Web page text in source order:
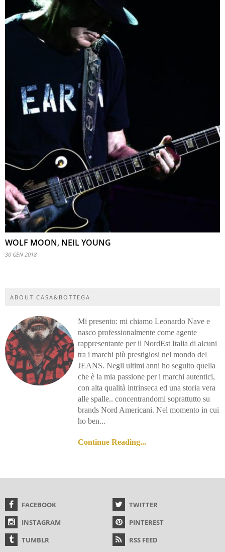
WOLF MOON, NEIL YOUNG
30 GEN 2018
ABOUT CASA&BOTTEGA
Mi presento: mi chiamo Leonardo Nave e
nasco professionalmente come agente
rappresentante per il NordEst Italia di alcuni
tra i marchi più prestigiosi nel mondo del
JEANS. Negli ultimi anni ho seguito quella
che è la mia passione per i marchi autentici,
con alta qualità intrinseca ed una storia vera
alle spalle.. concentrandomi soprattutto su
brands Nord Americani. Nel momento in cui
ho ben...
Continue Reading...
FACEBOOK
TWITTER
INSTAGRAM
PINTEREST
TUMBLR
RSS FEED